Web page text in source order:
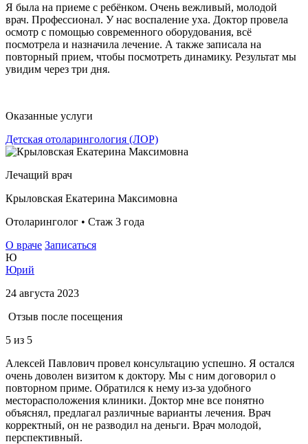
Я была на приеме с ребёнком. Очень вежливый, молодой
врач. Профессионал. У нас воспаление уха. Доктор провела
осмотр с помощью современного оборудования, всё
посмотрела и назначила лечение. А также записала на
повторный прием, чтобы посмотреть динамику. Результат мы
увидим через три дня.
Оказанные услуги
Детская отоларингология (ЛОР)
Лечащий врач
Крыловская Екатерина Максимовна
Отоларинголог • Стаж 3 года
О враче Записаться
Ю
Юрий
24 августа 2023
Отзыв после посещения
5 из 5
Алексей Павлович провел консультацию успешно. Я остался
очень доволен визитом к доктору. Мы с ним договорил о
повторном приме. Обратился к нему из-за удобного
месторасположения клиники. Доктор мне все понятно
объяснял, предлагал различные варианты лечения. Врач
корректный, он не разводил на деньги. Врач молодой,
перспективный.